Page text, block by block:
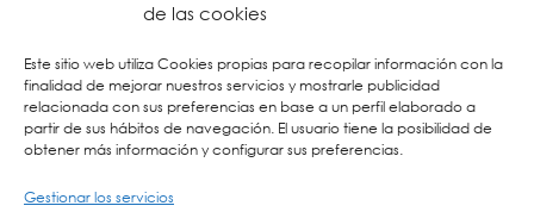
de las cookies
Este sitio web utiliza Cookies propias para recopilar información con la
finalidad de mejorar nuestros servicios y mostrarle publicidad
relacionada con sus preferencias en base a un perfil elaborado a
partir de sus hábitos de navegación. El usuario tiene la posibilidad de
obtener más información y configurar sus preferencias.
Gestionar los servicios